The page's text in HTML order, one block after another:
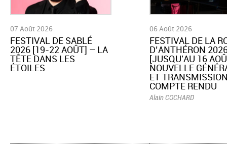
07 Août 2026
​FESTIVAL DE SABLÉ
2026 [19-22 AOÛT] – LA
TÊTE DANS LES
ÉTOILES
06 Août 2026
​FESTIVAL DE LA
D’ANTHÉRON
[JUSQU'AU 16
NOUVELLE
ET
COMPTE RENDU
Alain COCHARD